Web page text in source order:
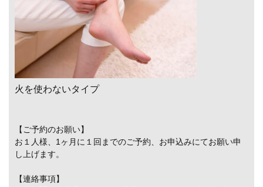
火を使わないタイプ
【ご予約のお願い】
お１人様、1ヶ月に１回までのご予約、お申込みにてお願い申
し上げます。
【連絡事項】